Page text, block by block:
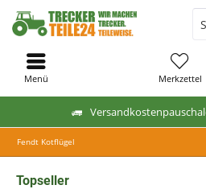
Merkzettel
Menü
Fendt Kotflügel
Topseller